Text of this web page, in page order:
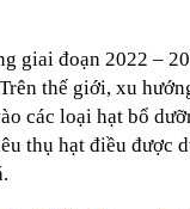
giai đoạn 2022 –
thế giới, xu
các loại hạt bổ
thụ hạt điều được